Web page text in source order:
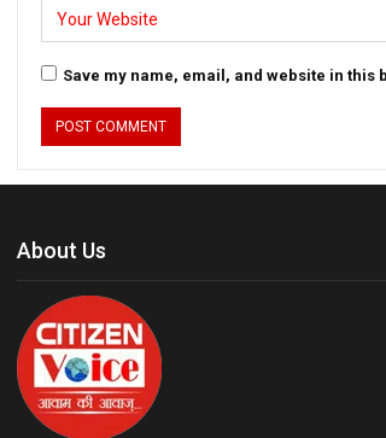
Save my name, email, and website in
About Us